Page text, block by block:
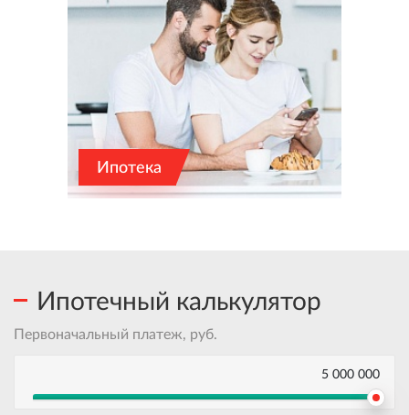
Ипотека
Ипотечный калькулятор
Первоначальный платеж, руб.
5 000 000